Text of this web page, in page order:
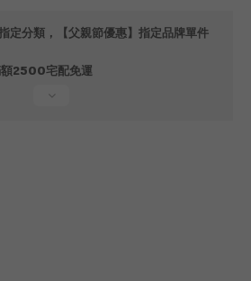
定分類，【父親節優惠】指定品牌單件
額2500宅配免運